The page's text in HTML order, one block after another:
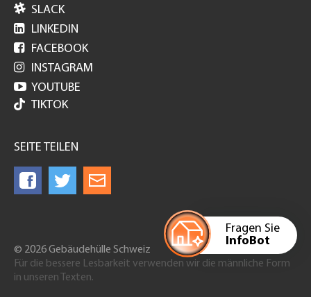
Fragen Sie
InfoBot
 SLACK
 LINKEDIN
 FACEBOOK
 INSTAGRAM
 YOUTUBE
TIKTOK
SEITE TEILEN
© 2026 Gebäudehülle Schweiz
Für die bessere Lesbarkeit verwenden wir die männliche Form
in unseren Texten.